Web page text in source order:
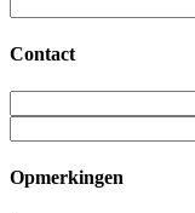
Contact
Opmerkingen